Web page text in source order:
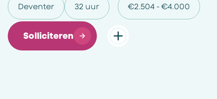
Deventer 32 uur €2.504 - €4.000
Solliciteren